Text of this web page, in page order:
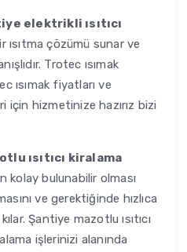
elektrikli ısıtıcı
ısıtma çözümü sunar ve
Trotec ısımak
ısımak fiyatları ve
için hizmetinize hazırız bizi
ısıtıcı kiralama
kolay bulunabilir olması
ve gerektiğinde hızlıca
Şantiye mazotlu ısıtıcı
işlerinizi alanında